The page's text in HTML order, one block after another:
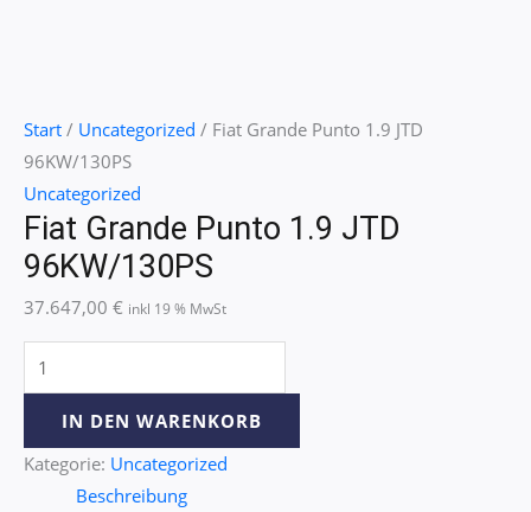
Start / Uncategorized / Fiat Grande Punto 1.9 JTD
96KW/130PS
Uncategorized
Fiat Grande Punto 1.9 JTD
96KW/130PS
37.647,00 € inkl 19 % MwSt
IN DEN WARENKORB
Kategorie: Uncategorized
Beschreibung